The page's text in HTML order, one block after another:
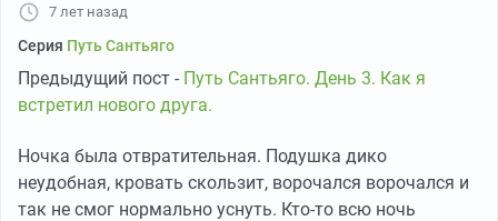
Прошелся через красивый и старинный мост Сампайо!
7 лет назад
Серия Путь Сантьяго
Предыдущий пост - Путь Сантьяго. День 3. Как я
встретил нового друга.
Ночка была отвратительная. Подушка дико
неудобная, кровать скользит, ворочался ворочался и
так не смог нормально уснуть. Кто-то всю ночь